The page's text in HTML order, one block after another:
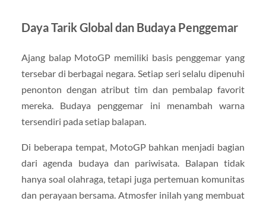
Daya Tarik Global dan Budaya Penggemar
Ajang balap MotoGP memiliki basis penggemar yang
tersebar di berbagai negara. Setiap seri selalu dipenuhi
penonton dengan atribut tim dan pembalap favorit
mereka. Budaya penggemar ini menambah warna
tersendiri pada setiap balapan.
Di beberapa tempat, MotoGP bahkan menjadi bagian
dari agenda budaya dan pariwisata. Balapan tidak
hanya soal olahraga, tetapi juga pertemuan komunitas
dan perayaan bersama. Atmosfer inilah yang membuat